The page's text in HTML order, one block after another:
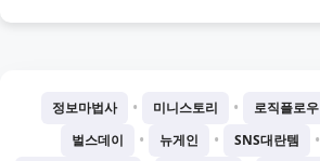
정보마법사 • 미니스토리 • 로직플로우
벌스데이 • 뉴게인 • SNS대란템 •